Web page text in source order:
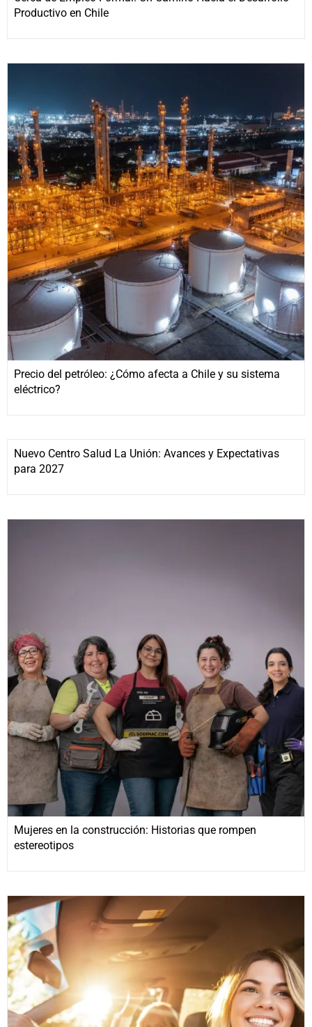
Productivo en Chile
Precio del petróleo: ¿Cómo afecta a Chile y su sistema
eléctrico?
Nuevo Centro Salud La Unión: Avances y Expectativas
para 2027
Mujeres en la construcción: Historias que rompen
estereotipos